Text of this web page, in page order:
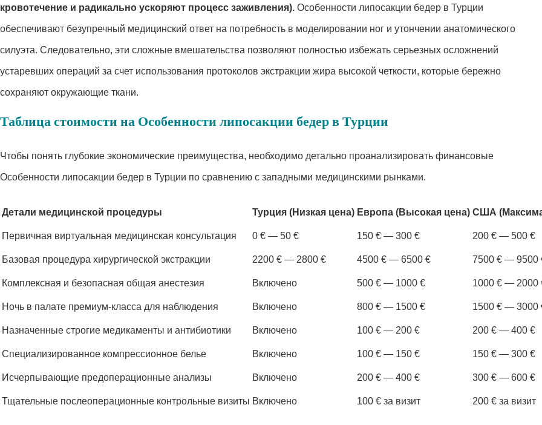
кровотечение и радикально ускоряют процесс заживления). Особенности липосакции бедер в Турции
обеспечивают безупречный медицинский ответ на потребность в моделировании ног и утончении анатомического
силуэта. Следовательно, эти сложные вмешательства позволяют полностью избежать серьезных осложнений
устаревших операций за счет использования протоколов экстракции жира высокой четкости, которые бережно
сохраняют окружающие ткани.
Таблица стоимости на Особенности липосакции бедер в Турции
Чтобы понять глубокие экономические преимущества, необходимо детально проанализировать финансовые
Особенности липосакции бедер в Турции по сравнению с западными медицинскими рынками.
Детали медицинской процедуры Турция (Низкая цена) Европа (Высокая цена) США
Первичная виртуальная медицинская консультация 0 € — 50 € 150 € — 300 € 200 € — 500 €
Базовая процедура хирургической экстракции 2200 € — 2800 € 4500 € — 6500 € 7500 € — 9500
Комплексная и безопасная общая анестезия Включено 500 € — 1000 € 1000 € — 2000
Ночь в палате премиум-класса для наблюдения Включено 800 € — 1500 € 1500 € — 3000
Назначенные строгие медикаменты и антибиотики Включено 100 € — 200 € 200 € — 400 €
Специализированное компрессионное белье Включено 100 € — 150 € 150 € — 300 €
Исчерпывающие предоперационные анализы Включено 200 € — 400 € 300 € — 600 €
Тщательные послеоперационные контрольные визиты Включено 100 € за визит 200 € за визит